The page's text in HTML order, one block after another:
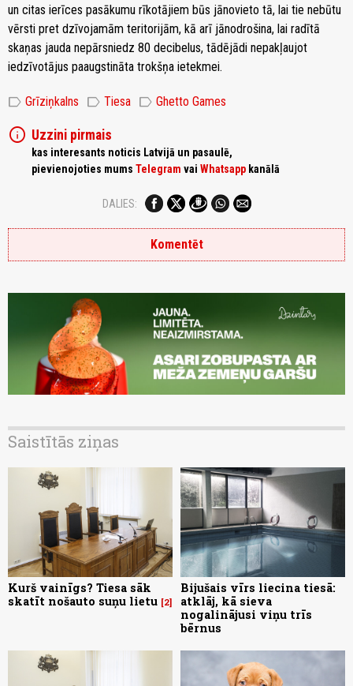
un citas ierīces pasākumu rīkotājiem būs jānovieto tā, lai tie nebūtu
vērsti pret dzīvojamām teritorijām, kā arī jānodrošina, lai radītā
skaņas jauda nepārsniedz 80 decibelus, tādējādi nepakļaujot
iedzīvotājus paaugstināta trokšņa ietekmei.
label Grīziņkalns label Tiesa label Ghetto Games
info Uzzini pirmais
kas interesants noticis Latvijā un pasaulē,
pievienojoties mums Telegram vai Whatsapp kanālā
DALIES:
Komentēt
Saistītās ziņas
Kurš vainīgs? Tiesa sāk
skatīt nošauto suņu lietu 2
Bijušais vīrs liecina tiesā:
atklāj, kā sieva
nogalinājusi viņu trīs
bērnus